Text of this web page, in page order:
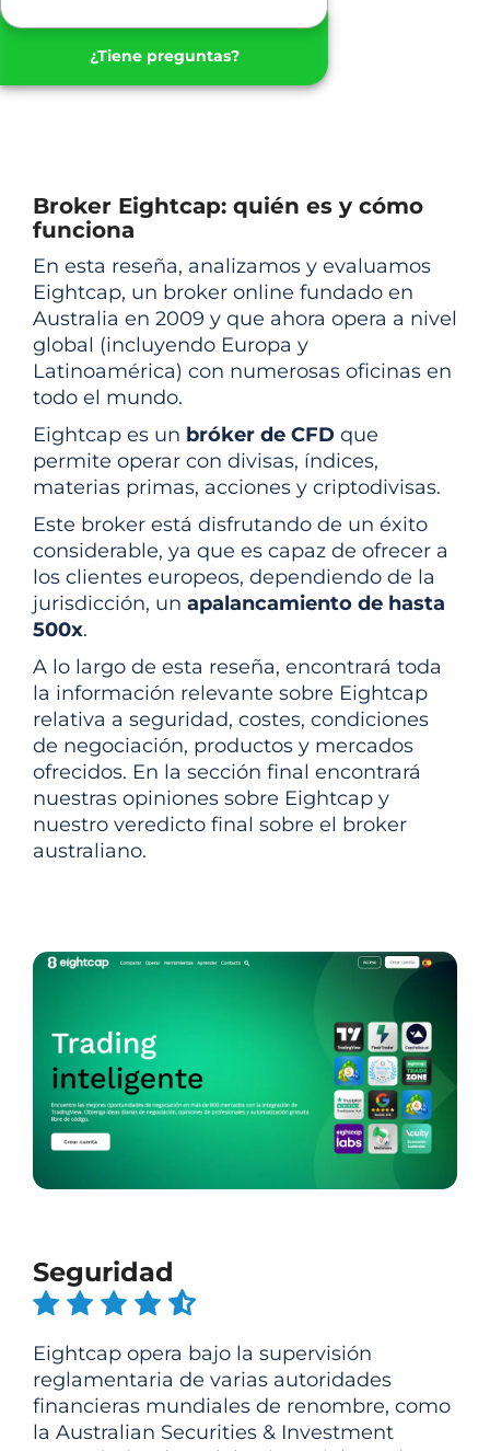
¿Tiene preguntas?
Broker Eightcap: quién es y cómo
funciona
En esta reseña, analizamos y evaluamos
Eightcap, un broker online fundado en
Australia en 2009 y que ahora opera a nivel
global (incluyendo Europa y
Latinoamérica) con numerosas oficinas en
todo el mundo.
Eightcap es un bróker de CFD que
permite operar con divisas, índices,
materias primas, acciones y criptodivisas.
Este broker está disfrutando de un éxito
considerable, ya que es capaz de ofrecer a
los clientes europeos, dependiendo de la
jurisdicción, un apalancamiento de hasta
500x.
A lo largo de esta reseña, encontrará toda
la información relevante sobre Eightcap
relativa a seguridad, costes, condiciones
de negociación, productos y mercados
ofrecidos. En la sección final encontrará
nuestras opiniones sobre Eightcap y
nuestro veredicto final sobre el broker
australiano.
Seguridad
Eightcap opera bajo la supervisión
reglamentaria de varias autoridades
financieras mundiales de renombre, como
la Australian Securities & Investment